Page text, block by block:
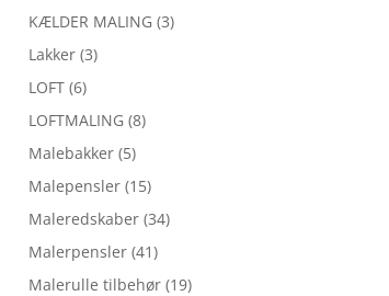
KÆLDER MALING (3)
Lakker (3)
LOFT (6)
LOFTMALING (8)
Malebakker (5)
Malepensler (15)
Maleredskaber (34)
Malerpensler (41)
Malerulle tilbehør (19)